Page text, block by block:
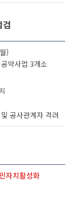
)
약사업 3개소
공사관계자 격려
자치활성화